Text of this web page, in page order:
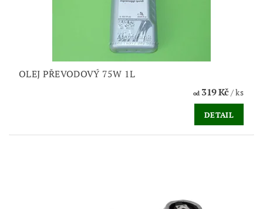
OLEJ PŘEVODOVÝ 75W 1L
od319 Kč/ ks
DETAIL